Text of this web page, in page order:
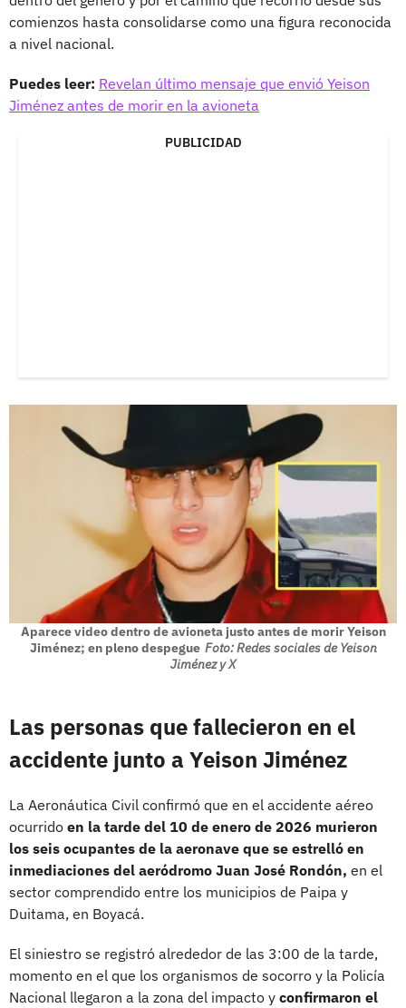
comienzos hasta consolidarse como una figura reconocida
a nivel nacional.
Puedes leer: Revelan último mensaje que envió Yeison
Jiménez antes de morir en la avioneta
PUBLICIDAD
Aparece video dentro de avioneta justo antes de morir Yeison
Jiménez; en pleno despegue Foto: Redes sociales de Yeison
Jiménez y X
Las personas que fallecieron en el
accidente junto a Yeison Jiménez
La Aeronáutica Civil confirmó que en el accidente aéreo
ocurrido en la tarde del 10 de enero de 2026 murieron
los seis ocupantes de la aeronave que se estrelló en
inmediaciones del aeródromo Juan José Rondón, en el
sector comprendido entre los municipios de Paipa y
Duitama, en Boyacá.
El siniestro se registró alrededor de las 3:00 de la tarde,
momento en el que los organismos de socorro y la Policía
Nacional llegaron a la zona del impacto y confirmaron el